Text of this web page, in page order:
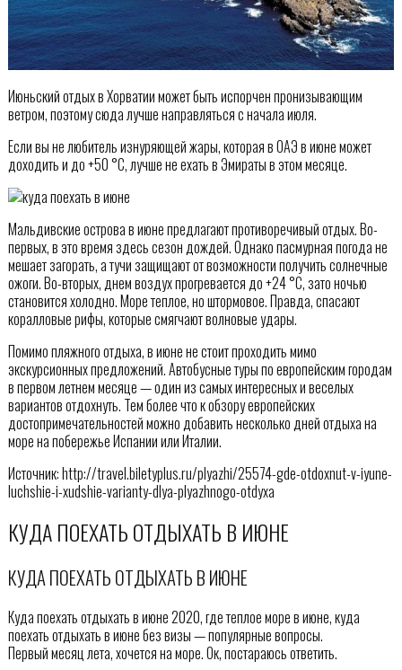
Июньский отдых в Хорватии может быть испорчен пронизывающим
ветром, поэтому сюда лучше направляться с начала июля.
Если вы не любитель изнуряющей жары, которая в ОАЭ в июне может
доходить и до +50 °С, лучше не ехать в Эмираты в этом месяце.
Мальдивские острова в июне предлагают противоречивый отдых. Во-
первых, в это время здесь сезон дождей. Однако пасмурная погода не
мешает загорать, а тучи защищают от возможности получить солнечные
ожоги. Во-вторых, днем воздух прогревается до +24 °С, зато ночью
становится холодно. Море теплое, но штормовое. Правда, спасают
коралловые рифы, которые смягчают волновые удары.
Помимо пляжного отдыха, в июне не стоит проходить мимо
экскурсионных предложений. Автобусные туры по европейским городам
в первом летнем месяце — один из самых интересных и веселых
вариантов отдохнуть. Тем более что к обзору европейских
достопримечательностей можно добавить несколько дней отдыха на
море на побережье Испании или Италии.
Источник: http://travel.biletyplus.ru/plyazhi/25574-gde-otdoxnut-v-iyune-
luchshie-i-xudshie-varianty-dlya-plyazhnogo-otdyxa
КУДА ПОЕХАТЬ ОТДЫХАТЬ В ИЮНЕ
КУДА ПОЕХАТЬ ОТДЫХАТЬ В ИЮНЕ
Куда поехать отдыхать в июне 2020, где теплое море в июне, куда
поехать отдыхать в июне без визы — популярные вопросы.
Первый месяц лета, хочется на море. Ок, постараюсь ответить.